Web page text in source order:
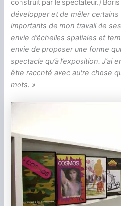
construit par le spectateur.) Boris
développer et de mêler certains
importants de mon travail de
envie d’échelles spatiales et
envie de proposer une forme
spectacle qu’à l’exposition. J’ai
être raconté avec autre chose
mots. »